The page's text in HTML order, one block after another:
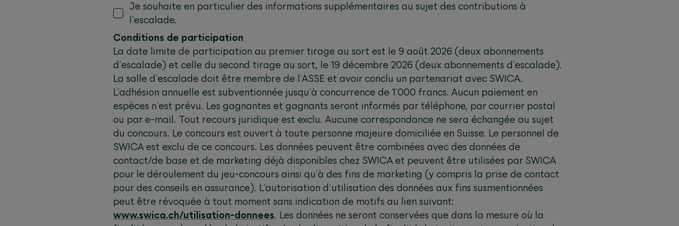
Je souhaite en particulier des informations supplémentaires au sujet des contributions à
l’escalade.
Conditions de participation
La date limite de participation au premier tirage au sort est le 9 août 2026 (deux abonnements
d’escalade) et celle du second tirage au sort, le 19 décembre 2026 (deux abonnements d’escalade).
La salle d’escalade doit être membre de l’ASSE et avoir conclu un partenariat avec SWICA.
L’adhésion annuelle est subventionnée jusqu’à concurrence de 1'000 francs. Aucun paiement en
espèces n’est prévu. Les gagnantes et gagnants seront informés par téléphone, par courrier postal
ou par e-mail. Tout recours juridique est exclu. Aucune correspondance ne sera échangée au sujet
du concours. Le concours est ouvert à toute personne majeure domiciliée en Suisse. Le personnel de
SWICA est exclu de ce concours. Les données peuvent être combinées avec des données de
contact/de base et de marketing déjà disponibles chez SWICA et peuvent être utilisées par SWICA
pour le déroulement du jeu-concours ainsi qu’à des fins de marketing (y compris la prise de contact
pour des conseils en assurance). L’autorisation d’utilisation des données aux fins susmentionnées
peut être révoquée à tout moment sans indication de motifs au lien suivant:
www.swica.ch/utilisation-donnees. Les données ne seront conservées que dans la mesure où la